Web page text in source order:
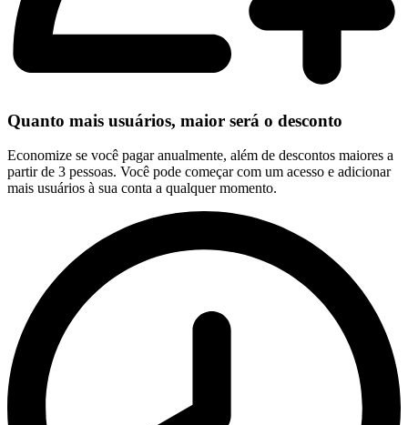
Quanto mais usuários, maior será o desconto
Economize se você pagar anualmente, além de descontos maiores a
partir de 3 pessoas. Você pode começar com um acesso e adicionar
mais usuários à sua conta a qualquer momento.